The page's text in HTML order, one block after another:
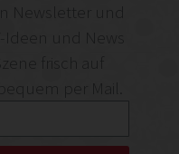
per Mail.